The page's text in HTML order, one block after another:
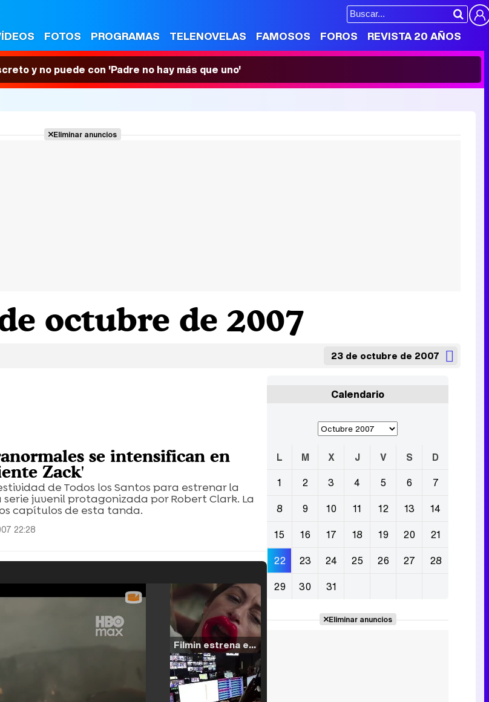
FOTOS PROGRAMAS TELENOVELAS FAMOSOS FOROS REVISTA 20 AÑOS
y no puede con 'Padre no hay más que uno'
Eliminar anuncios
octubre de 2007
23 de octubre de 2007
se intensifican en
Zack'
de Todos los Santos para estrenar la
juvenil protagonizada por Robert Clark. La
capítulos de esta tanda.
22:28
Filmin estrena el tráiler de 'Millennial Mal', su nueva comedia universitaria de la mano de Lorena Iglesias
Calendario
L M X J V S
D
1
2 3 4 5 6
7
8
9 10 11 12 13
14
15
16 17 18 19 20
21
22
23 24 25 26 27
28
29
30 31
Eliminar anuncios